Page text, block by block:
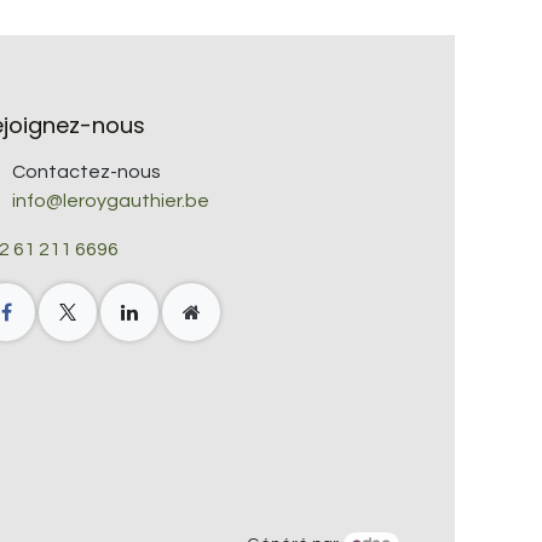
nous
Contactez-nous
info@leroygauthier.be
61 211 6696